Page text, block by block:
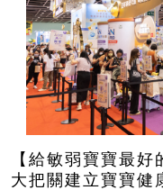
【給敏弱寶寶最
大把關建立寶寶健